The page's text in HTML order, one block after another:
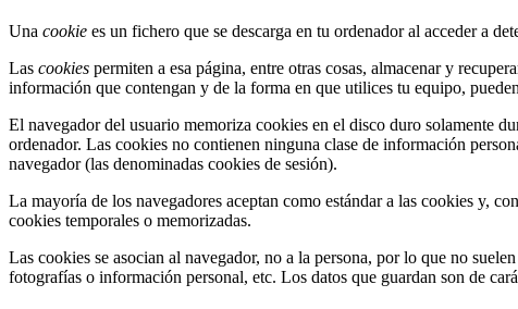
Una cookie es un fichero que se descarga en tu ordenador al acceder a
Las cookies permiten a esa página, entre otras cosas, almacenar y
información que contengan y de la forma en que utilices tu equipo,
El navegador del usuario memoriza cookies en el disco duro solamente
ordenador. Las cookies no contienen ninguna clase de información
navegador (las denominadas cookies de sesión).
La mayoría de los navegadores aceptan como estándar a las cookies y,
cookies temporales o memorizadas.
Las cookies se asocian al navegador, no a la persona, por lo que no
fotografías o información personal, etc. Los datos que guardan son de